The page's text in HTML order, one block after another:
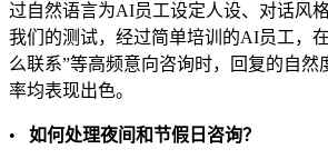
过自然语言为AI员工设定人设、对话风
我们的测试，经过简单培训的AI员工，
么联系”等高频意向咨询时，回复的自然
率均表现出色。
• 如何处理夜间和节假日咨询？